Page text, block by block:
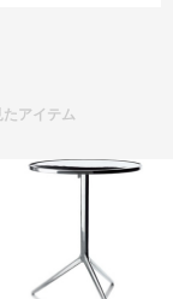
アイテム